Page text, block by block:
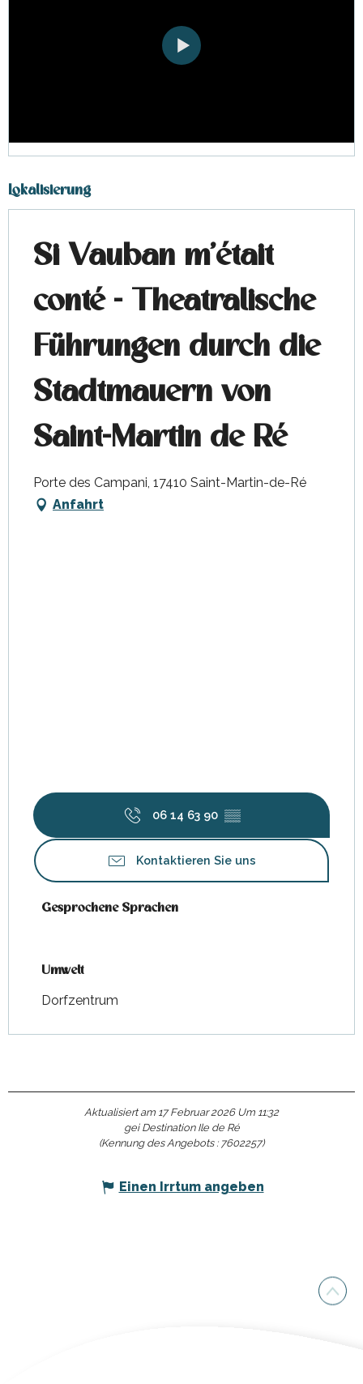
Lokalisierung
Si Vauban m'était
conté - Theatralische
Führungen durch die
Stadtmauern von
Saint-Martin de Ré
Porte des Campani, 17410 Saint-Martin-de-Ré
Anfahrt
06 14 63 90 ▒▒
Kontaktieren Sie uns
Gesprochene Sprachen
Gesprochene Sprachen
Umwelt
Umwelt
Dorfzentrum
Aktualisiert am 17 Februar 2026 Um 11:32
gei Destination Ile de Ré
(Kennung des Angebots : 7602257)
Einen Irrtum angeben